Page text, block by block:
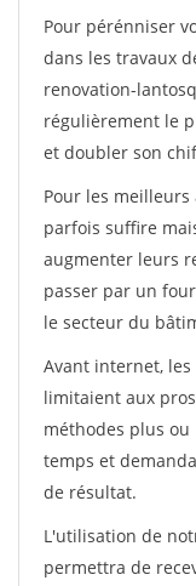
Pour pérénniser
dans les travaux
renovation-
régulièrement le
et doubler son
Pour les
parfois suffire
augmenter leurs
passer par un
le secteur du
Avant internet,
limitaient aux
méthodes plus
temps et
de résultat.
L'utilisation de
permettra de